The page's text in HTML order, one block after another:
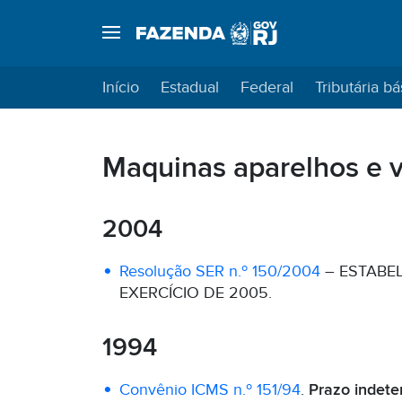
Início Estadual Federal Tributária
Maquinas aparelhos e
2004
Resolução SER n.º 150/2004 –
EXERCÍCIO DE 2005.
1994
Convênio ICMS n.º 151/94. Prazo